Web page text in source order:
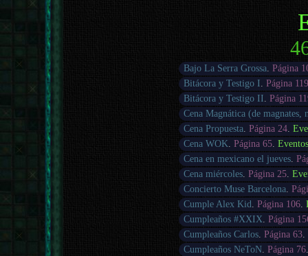
Bajo La Serra Grossa .Página
Bitácora y Testigo I .Página
Bitácora y Testigo II .Página
Cena Magnática (de magnates,
Cena Propuesta .Página 24 .
Cena WOK .Página 65 .
Cena en mexicano el jueves .
Cena miércoles .Página 25 .
Concierto Muse Barcelona .
Cumple Alex Kid
.Página 106 .
Cumpleaños #XXIX .Página
Cumpleaños Carlos .Página 63
Cumpleaños NeToN .Página 76